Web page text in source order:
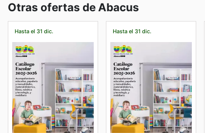
Otras ofertas de Abacus
Hasta el 31 dic. Hasta el 31 dic.